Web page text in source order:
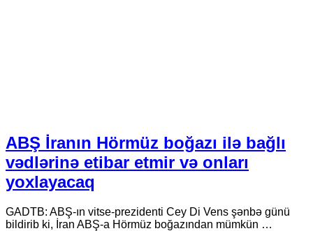
ABŞ İranın Hörmüz boğazı ilə bağlı
vədlərinə etibar etmir və onları
yoxlayacaq
GADTB: ABŞ-ın vitse-prezidenti Cey Di Vens şənbə günü
bildirib ki, İran ABŞ-a Hörmüz boğazından mümkün …